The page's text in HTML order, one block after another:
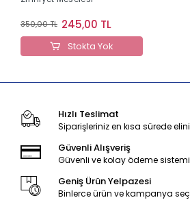
350,00 TL 245,00 TL
Stokta Yok
Hızlı Teslimat
Siparişleriniz en kısa sürede
Güvenli Alışveriş
Güvenli ve kolay ödeme sistemi
Geniş Ürün Yelpazesi
Binlerce ürün ve kampanya